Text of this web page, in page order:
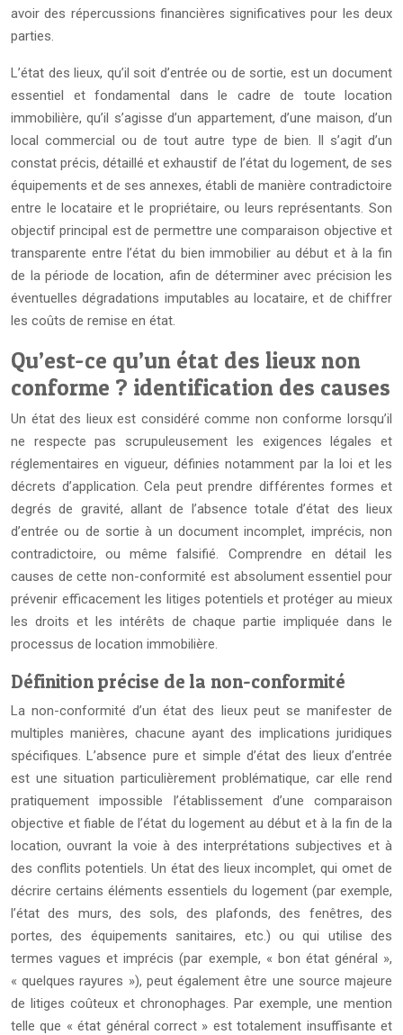
avoir des répercussions financières significatives pour les deux
parties.
L’état des lieux, qu’il soit d’entrée ou de sortie, est un document
essentiel et fondamental dans le cadre de toute location
immobilière, qu’il s’agisse d’un appartement, d’une maison, d’un
local commercial ou de tout autre type de bien. Il s’agit d’un
constat précis, détaillé et exhaustif de l’état du logement, de ses
équipements et de ses annexes, établi de manière contradictoire
entre le locataire et le propriétaire, ou leurs représentants. Son
objectif principal est de permettre une comparaison objective et
transparente entre l’état du bien immobilier au début et à la fin
de la période de location, afin de déterminer avec précision les
éventuelles dégradations imputables au locataire, et de chiffrer
les coûts de remise en état.
Qu’est-ce qu’un état des lieux non
conforme ? identification des causes
Un état des lieux est considéré comme non conforme lorsqu’il
ne respecte pas scrupuleusement les exigences légales et
réglementaires en vigueur, définies notamment par la loi et les
décrets d’application. Cela peut prendre différentes formes et
degrés de gravité, allant de l’absence totale d’état des lieux
d’entrée ou de sortie à un document incomplet, imprécis, non
contradictoire, ou même falsifié. Comprendre en détail les
causes de cette non-conformité est absolument essentiel pour
prévenir efficacement les litiges potentiels et protéger au mieux
les droits et les intérêts de chaque partie impliquée dans le
processus de location immobilière.
Définition précise de la non-conformité
La non-conformité d’un état des lieux peut se manifester de
multiples manières, chacune ayant des implications juridiques
spécifiques. L’absence pure et simple d’état des lieux d’entrée
est une situation particulièrement problématique, car elle rend
pratiquement impossible l’établissement d’une comparaison
objective et fiable de l’état du logement au début et à la fin de la
location, ouvrant la voie à des interprétations subjectives et à
des conflits potentiels. Un état des lieux incomplet, qui omet de
décrire certains éléments essentiels du logement (par exemple,
l’état des murs, des sols, des plafonds, des fenêtres, des
portes, des équipements sanitaires, etc.) ou qui utilise des
termes vagues et imprécis (par exemple, « bon état général »,
« quelques rayures »), peut également être une source majeure
de litiges coûteux et chronophages. Par exemple, une mention
telle que « état général correct » est totalement insuffisante et